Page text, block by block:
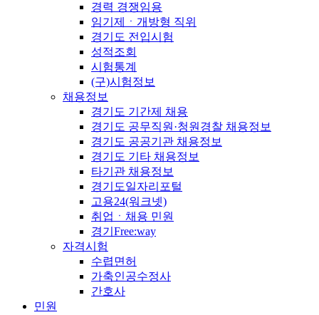
경력 경쟁임용
임기제ㆍ개방형 직위
경기도 전입시험
성적조회
시험통계
(구)시험정보
채용정보
경기도 기간제 채용
경기도 공무직원·청원경찰 채용정보
경기도 공공기관 채용정보
경기도 기타 채용정보
타기관 채용정보
경기도일자리포털
고용24(워크넷)
취업ㆍ채용 민원
경기Free:way
자격시험
수렵면허
가축인공수정사
간호사
민원